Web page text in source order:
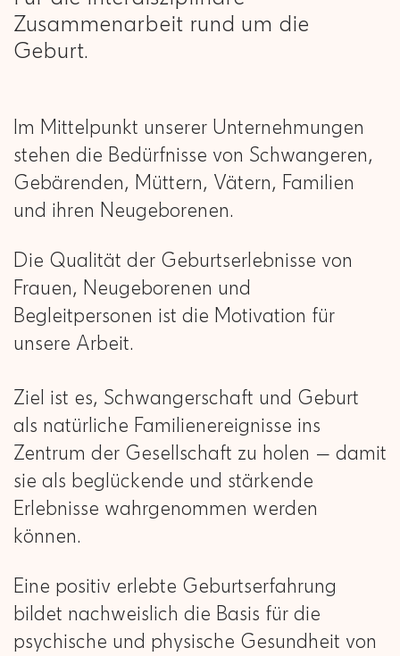
Zusammenarbeit rund um die
Geburt.
Im Mittelpunkt unserer Unternehmungen
stehen die Bedürfnisse von Schwangeren,
Gebärenden, Müttern, Vätern, Familien
und ihren Neugeborenen.
Die Qualität der Geburtserlebnisse von
Frauen, Neugeborenen und
Begleitpersonen ist die Motivation für
unsere Arbeit.
Ziel ist es, Schwangerschaft und Geburt
als natürliche Familienereignisse ins
Zentrum der Gesellschaft zu holen — damit
sie als beglückende und stärkende
Erlebnisse wahrgenommen werden
können.
Eine positiv erlebte Geburtserfahrung
bildet nachweislich die Basis für die
psychische und physische Gesundheit von